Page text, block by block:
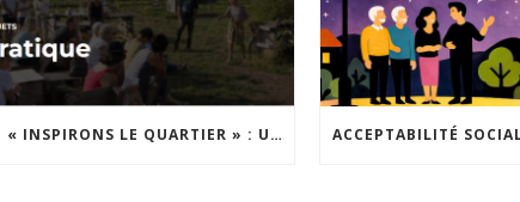
« INSPIRONS LE QUARTIER » : UN NOUVEL APPEL À PROJETS EST LANCÉ !